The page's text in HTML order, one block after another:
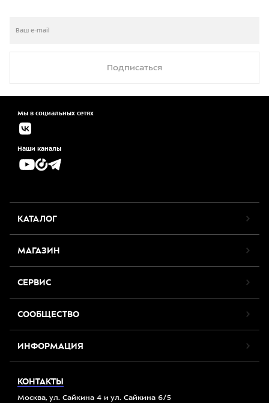
Подписаться
Мы в социальных сетях
Наши каналы
КАТАЛОГ
МАГАЗИН
СЕРВИС
СООБЩЕСТВО
ИНФОРМАЦИЯ
КОНТАКТЫ
Москва, ул. Сайкина 4 и ул. Сайкина 6/5